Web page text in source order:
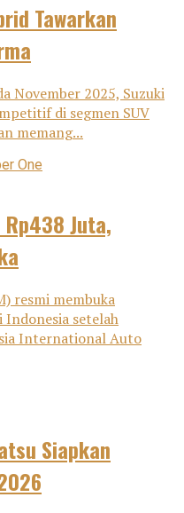
Tawarkan
November 2025, Suzuki
di segmen SUV
memang...
Rp438 Juta,
resmi membuka
Indonesia setelah
International Auto
Siapkan